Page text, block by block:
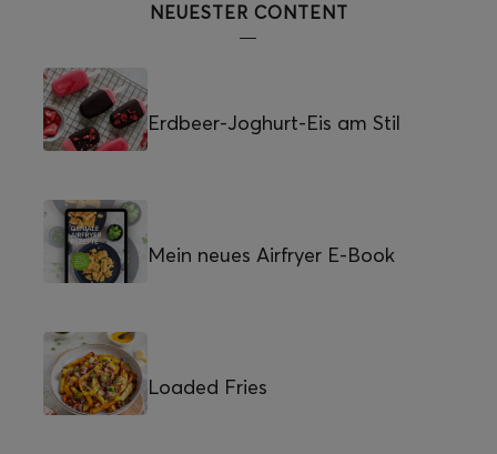
NEUESTER CONTENT
Erdbeer-Joghurt-Eis am Stil
Mein neues Airfryer E-Book
Loaded Fries